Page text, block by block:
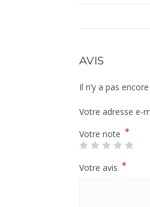
AVIS
Il n’y a pas encore
Votre adresse e-
Votre note *
Votre avis *